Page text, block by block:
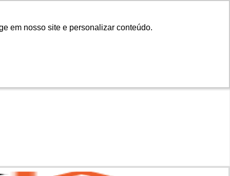
em nosso site e personalizar conteúdo.
em nosso site e personalizar conteúdo.